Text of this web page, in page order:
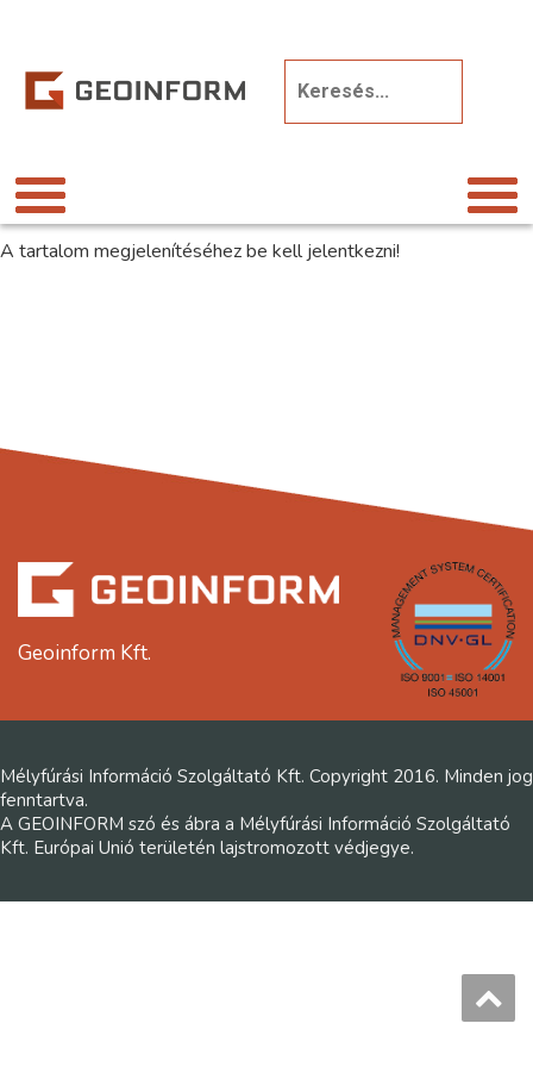
A tartalom megjelenítéséhez be kell jelentkezni!
Geoinform Kft.
Mélyfúrási Információ Szolgáltató Kft. Copyright 2016. Minden jog
fenntartva.
A GEOINFORM szó és ábra a Mélyfúrási Információ Szolgáltató
Kft. Európai Unió területén lajstromozott védjegye.